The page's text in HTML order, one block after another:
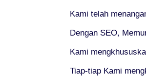
Kami telah
Dengan SEO,
Kami
Tiap-tiap Kami